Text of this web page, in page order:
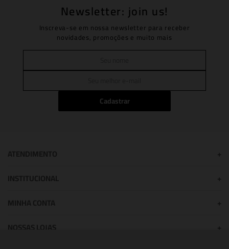
Newsletter: join us!
Inscreva-se em nossa newsletter para receber
novidades, promoções e muito mais
Cadastrar
NOSSAS LOJAS
+